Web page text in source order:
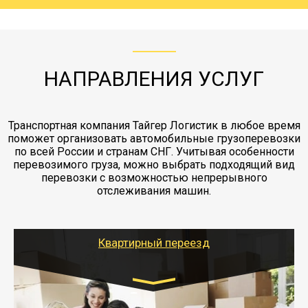
заканчивая выгрузкой в пункте получателя.
НАПРАВЛЕНИЯ УСЛУГ
Транспортная компания Тайгер Логистик в любое время
поможет организовать автомобильные грузоперевозки
по всей России и странам СНГ. Учитывая особенности
перевозимого груза, можно выбрать подходящий вид
перевозки с возможностью непрерывного
отслеживания машин.
Квартирный переезд